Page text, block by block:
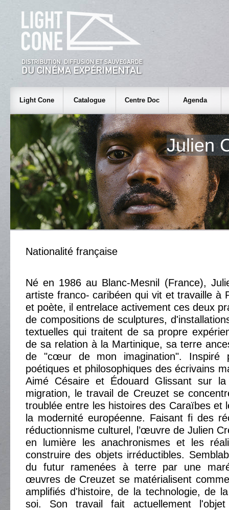
Light Cone Catalogue Centre Doc Agenda
Julien
Nationalité française
Né en 1986 au Blanc-Mesnil (France),
artiste franco- caribéen qui vit et travaille à
et poète, il entrelace activement ces deux
de compositions de sculptures,
textuelles qui traitent de sa propre
de sa relation à la Martinique, sa terre
de "cœur de mon imagination". Inspiré
poétiques et philosophiques des écrivains
Aimé Césaire et Édouard Glissant sur
migration, le travail de Creuzet se
troublée entre les histoires des Caraïbes et
la modernité européenne. Faisant fi des
réductionnisme culturel, l’œuvre de Julien
en lumière les anachronismes et les
construire des objets irréductibles.
du futur ramenées à terre par une
œuvres de Creuzet se matérialisent
amplifiés d'histoire, de la technologie, de
soi. Son travail fait actuellement l'objet